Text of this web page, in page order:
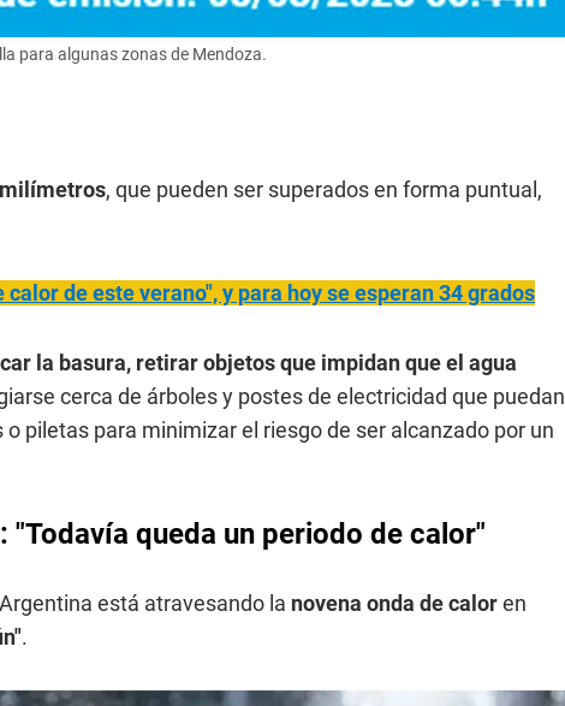
para algunas zonas de Mendoza.
, que pueden ser superados en forma puntual,
calor de este verano", y para hoy se esperan 34 grados
la basura, retirar objetos que impidan que el agua
cerca de árboles y postes de electricidad que puedan
piletas para minimizar el riesgo de ser alcanzado por un
queda un periodo de calor"
está atravesando la novena onda de caloren
.